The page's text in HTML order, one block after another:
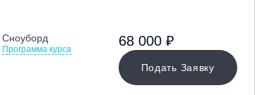
Сноуборд
Программа курса
Подать Заявку
68 000 ₽